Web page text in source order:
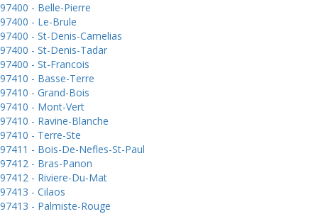
97400 - Belle-Pierre
97400 - Le-Brule
97400 - St-Denis-Camelias
97400 - St-Denis-Tadar
97400 - St-Francois
97410 - Basse-Terre
97410 - Grand-Bois
97410 - Mont-Vert
97410 - Ravine-Blanche
97410 - Terre-Ste
97411 - Bois-De-Nefles-St-Paul
97412 - Bras-Panon
97412 - Riviere-Du-Mat
97413 - Cilaos
97413 - Palmiste-Rouge